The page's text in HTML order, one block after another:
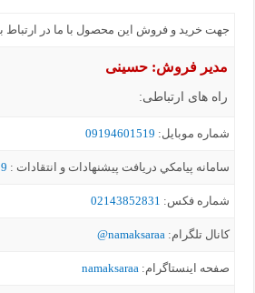
جهت خرید و فروش این محصول با ما در ارتباط
مدیر فروش: حسینی
راه های ارتباطی:
شماره موبايل: 09194601519
سامانه پيامکي دریافت پیشنهادات و انتقادات :
شماره فکس: 02143852831
کانال تلگرام: namaksaraa@
صفحه اینستاگرام: namaksaraa